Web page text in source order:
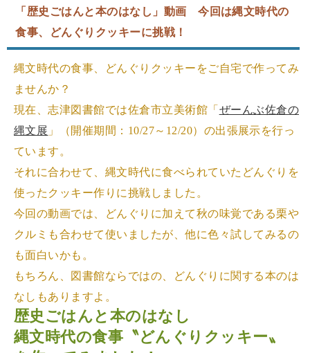
「歴史ごはんと本のはなし」動画 今回は縄文時代の
食事、どんぐりクッキーに挑戦！
縄文時代の食事、どんぐりクッキーをご自宅で作ってみ
ませんか？
現在、志津図書館では佐倉市立美術館「 ぜーんぶ佐倉の
縄文展 」（開催期間：10/27～12/20）の出張展示を行っ
ています。
それに合わせて、縄文時代に食べられていたどんぐりを
使ったクッキー作りに挑戦しました。
今回の動画では、どんぐりに加えて秋の味覚である栗や
クルミも合わせて使いましたが、他に色々試してみるの
も面白いかも。
もちろん、図書館ならではの、どんぐりに関する本のは
なしもありますよ。
歴史ごはんと本のはなし
縄文時代の食事〝どんぐりクッキー〟